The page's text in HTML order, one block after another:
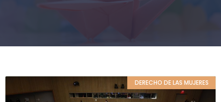
DERECHO DE LAS MUJERES